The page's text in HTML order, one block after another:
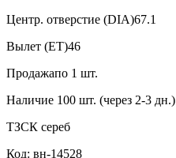
Центр. отверстие (DIA)67.1
Вылет (ET)46
Продажапо 1 шт.
Наличие 100 шт. (через 2-3 дн.)
ТЗСК сереб
Код: вн-14528